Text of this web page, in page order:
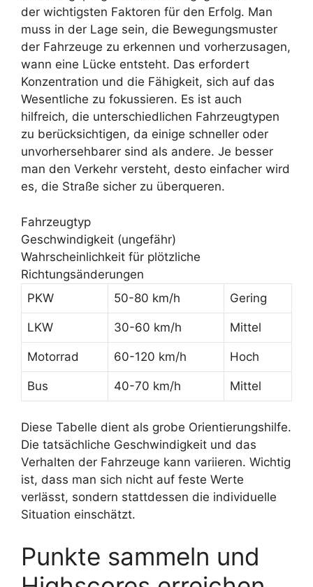
der wichtigsten Faktoren für den Erfolg. Man
muss in der Lage sein, die Bewegungsmuster
der Fahrzeuge zu erkennen und vorherzusagen,
wann eine Lücke entsteht. Das erfordert
Konzentration und die Fähigkeit, sich auf das
Wesentliche zu fokussieren. Es ist auch
hilfreich, die unterschiedlichen Fahrzeugtypen
zu berücksichtigen, da einige schneller oder
unvorhersehbarer sind als andere. Je besser
man den Verkehr versteht, desto einfacher wird
es, die Straße sicher zu überqueren.
Fahrzeugtyp
Geschwindigkeit (ungefähr)
Wahrscheinlichkeit für plötzliche
Richtungsänderungen
PKW
50-80 km/h Gering
LKW 30-60 km/h Mittel
Motorrad 60-120 km/h Hoch
Bus 40-70 km/h Mittel
Diese Tabelle dient als grobe Orientierungshilfe.
Die tatsächliche Geschwindigkeit und das
Verhalten der Fahrzeuge kann variieren. Wichtig
ist, dass man sich nicht auf feste Werte
verlässt, sondern stattdessen die individuelle
Situation einschätzt.
Punkte sammeln und